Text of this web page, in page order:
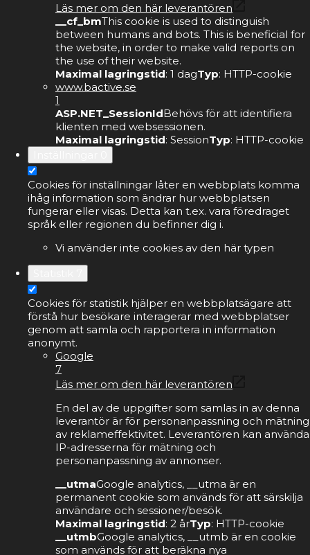
Läs mer om den här leverantören
__cf_bmThis cookie is used to distinguish
between humans and bots. This is beneficial for
the website, in order to make valid reports on
the use of their website.
Maximal lagringstid: 1 dagTyp: HTTP-cookie
www.bactive.se
1
ASP.NET_SessionIdBehövs för att identifiera
klienten med websessionen.
Maximal lagringstid: SessionTyp: HTTP-cookie
Cookies för inställningar låter en webbplats komma
ihåg information som ändrar hur webbplatsen
fungerar eller visas. Detta kan t.ex. vara föredraget
språk eller regionen du befinner dig i.
Vi använder inte cookies av den här typen
Cookies för statistik hjälper en webbplatsägare att
förstå hur besökare interagerar med webbplatser
genom att samla och rapportera in information
anonymt.
Google
7
Läs mer om den här leverantören
En del av de uppgifter som samlas in av denna
leverantör är för personanpassning och mätning
av reklameffektivitet. Leverantören kan använda
IP-adresserna för mätning och
personanpassning av annonser.
__utmaGoogle analytics, __utma är en
permanent cookie som används för att särskilja
användare och sessioner/besök.
Maximal lagringstid: 2 årTyp: HTTP-cookie
__utmbGoogle analytics, __utmb är en cookie
som används för att beräkna nya